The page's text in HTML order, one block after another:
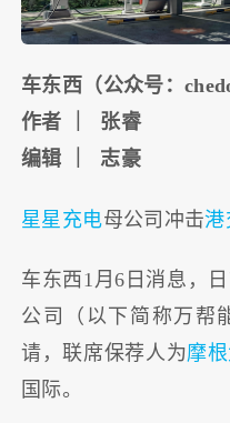
车东西（公众号：
作者 ｜ 张睿
编辑 ｜ 志豪
星星充电母公司冲击港
车东西1月6日消息，
公司（以下简称万帮
请，联席保荐人为摩
国际。